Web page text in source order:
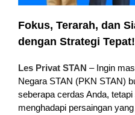
Fokus, Terarah, dan
dengan Strategi Tepat!
Les Privat STAN – Ingin
Negara STAN (PKN STAN)
seberapa cerdas Anda,
menghadapi persaingan